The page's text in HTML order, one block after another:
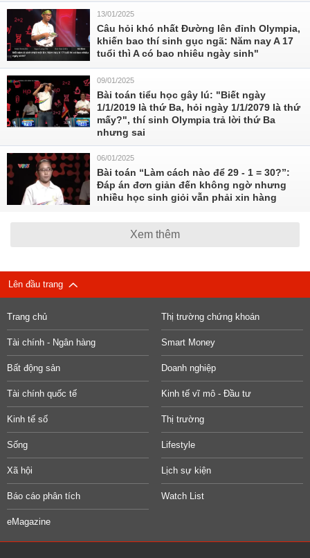
13/01/2025
Câu hỏi khó nhất Đường lên đỉnh Olympia,
khiến bao thí sinh gục ngã: Năm nay A 17
tuổi thì A có bao nhiêu ngày sinh"
09/01/2025
Bài toán tiểu học gây lú: "Biết ngày
1/1/2019 là thứ Ba, hỏi ngày 1/1/2079 là thứ
mấy?", thí sinh Olympia trả lời thứ Ba
nhưng sai
06/01/2025
Bài toán “Làm cách nào để 29 - 1 = 30?”:
Đáp án đơn giản đến không ngờ nhưng
nhiều học sinh giỏi vẫn phải xin hàng
Xem thêm
Lên đầu trang
Trang chủ Thị trường chứng khoán
Tài chính - Ngân hàng Smart Money
Bất động sản Doanh nghiệp
Tài chính quốc tế Kinh tế vĩ mô - Đầu tư
Kinh tế số Thị trường
Sống Lifestyle
Xã hội Lịch sự kiện
Báo cáo phân tích Watch List
eMagazine